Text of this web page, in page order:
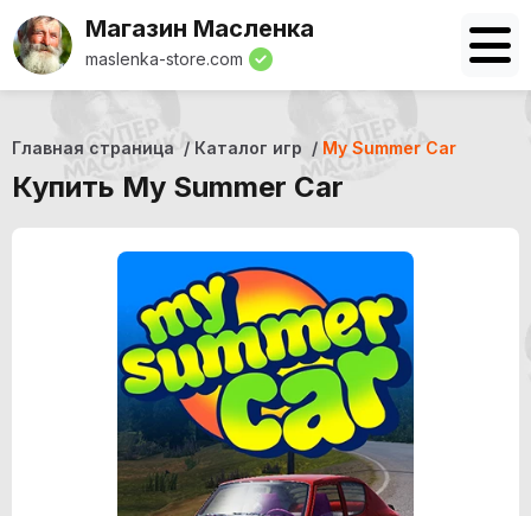
Магазин Масленка
maslenka-store.com
Главная страница Каталог игр My Summer Car
Купить My Summer Car